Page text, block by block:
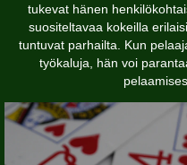
tukevat hänen
suositeltavaa kokeilla
tuntuvat parhailta. Kun
työkaluja, hän voi